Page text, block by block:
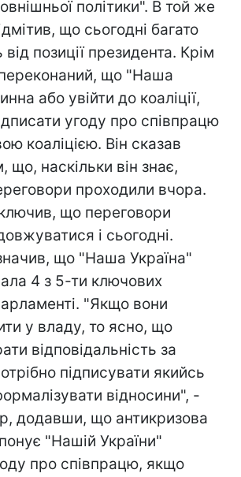
політики". В той же
що сьогодні багато
позиції президента. Крім
що "Наша
або увійти до коаліції,
угоду про співпрацю
коаліцією. Він сказав
що, наскільки він знає,
проходили вчора.
що переговори
і сьогодні.
що "Наша Україна"
4 з 5-ти ключових
"Якщо вони
у владу, то ясно, що
відповідальність за
підписувати якийсь
відносини", -
додавши, що антикризова
"Нашій України"
про співпрацю, якщо